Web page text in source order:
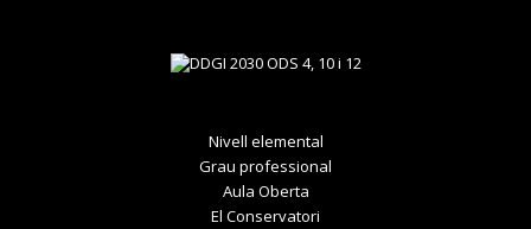
Nivell elemental
Grau professional
Aula Oberta
El Conservatori